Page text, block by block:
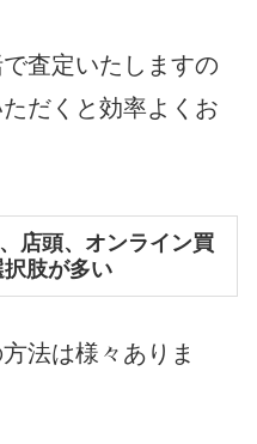
査定いたしますの
だくと効率よくお
店頭、オンライン買
肢が多い
法は様々ありま